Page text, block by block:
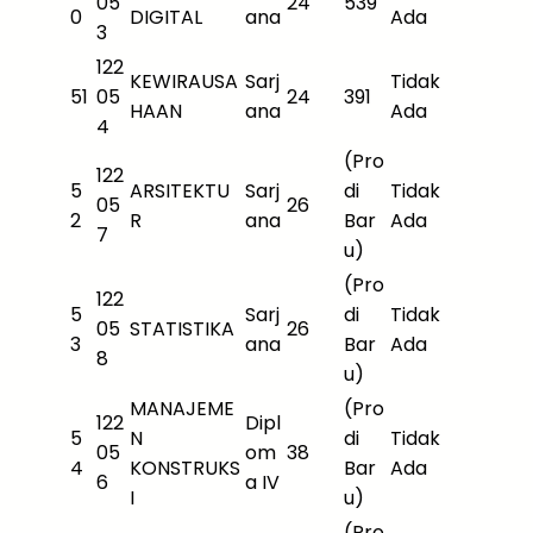
0
3
DIGITAL
ana
Ada
51
122
05
4
KEWIRAUSA
HAAN
Sarj
ana
24 391
Tidak
Ada
5
2
122
05
7
ARSITEKTU
R
Sarj
ana
26
(Pro
di
Bar
u)
Tidak
Ada
5
3
122
05
8
STATISTIKA
Sarj
ana
26
(Pro
di
Bar
u)
Tidak
Ada
5
4
122
05
6
MANAJEME
N
KONSTRUKS
I
Dipl
om
a IV
38
(Pro
di
Bar
u)
Tidak
Ada